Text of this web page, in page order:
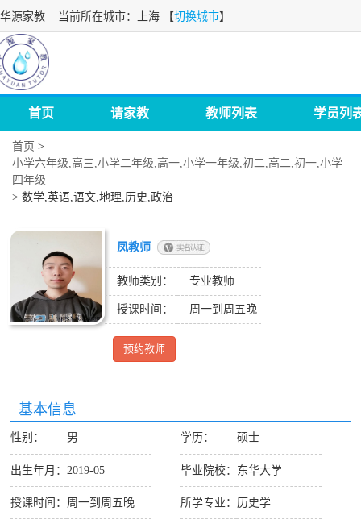
华源家教 当前所在城市：上海 【切换城市】
首页 请家教 教师列表 学员列
首页 >
小学六年级,高三,小学二年级,高一,小学一年级,初二,高二,初一,小学
四年级
> 数学,英语,语文,地理,历史,政治
凤教师
教师类别： 专业教师
授课时间： 周一到周五晚
预约教师
基本信息
性别： 男
出生年月： 2019-05
授课时间： 周一到周五晚
学历： 硕士
毕业院校： 东华大学
所学专业： 历史学